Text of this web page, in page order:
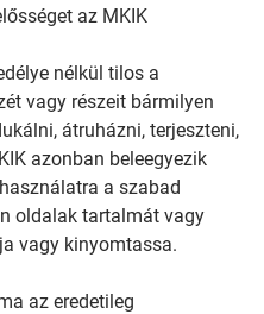
az MKIK
nélkül tilos a
vagy részeit bármilyen
átruházni, terjeszteni,
azonban beleegyezik
a szabad
oldalak tartalmát vagy
vagy kinyomtassa.
az eredetileg